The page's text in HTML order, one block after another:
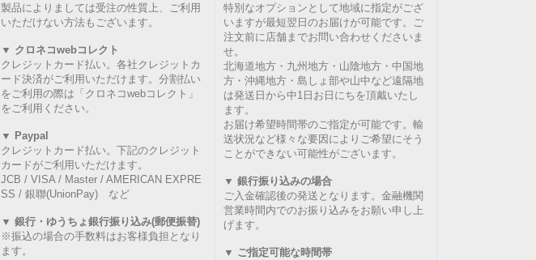
製品によりましては受注の性質上、ご利用
いただけない方法もございます。
▼ クロネコwebコレクト
クレジットカード払い。各社クレジットカ
ード決済がご利用いただけます。分割払い
をご利用の際は「クロネコwebコレクト」
をご利用ください。
▼ Paypal
クレジットカード払い。下記のクレジット
カードがご利用いただけます。
JCB / VISA / Master / AMERICAN EXPRE
SS / 銀聯(UnionPay) など
▼ 銀行・ゆうちょ銀行振り込み(郵便振替)
※振込の場合の手数料はお客様負担となり
ます。
特別なオプションとして地域に指定がござ
いますが最短翌日のお届けが可能です。ご
注文前に店舗までお問い合わせくださいま
せ。
北海道地方・九州地方・山陰地方・中国地
方・沖縄地方・島しょ部や山中など遠隔地
は発送日から中1日お日にちを頂戴いたし
ます。
お届け希望時間帯のご指定が可能です。輸
送状況など様々な要因によりご希望にそう
ことができない可能性がございます。
▼ 銀行振り込みの場合
ご入金確認後の発送となります。金融機関
営業時間内でのお振り込みをお願い申し上
げます。
▼ ご指定可能な時間帯